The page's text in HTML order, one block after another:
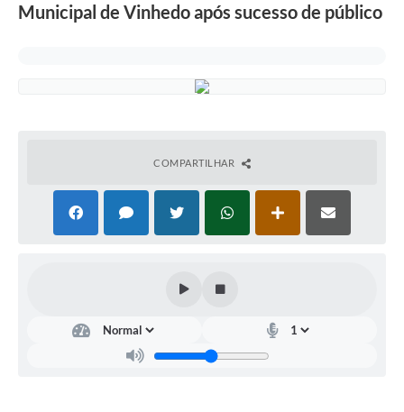
Inclusão e Acessibilidade
Normas e Legislação
Sistema de Protocolo
Municipal de Vinhedo após sucesso de público
COMPARTILHAR